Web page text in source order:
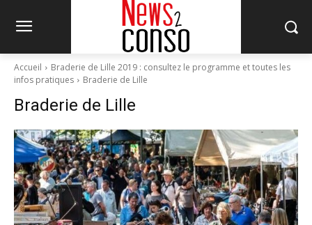
Accueil
Braderie de Lille 2019 : consultez le programme et toutes les
infos pratiques
Braderie de Lille
Braderie de Lille